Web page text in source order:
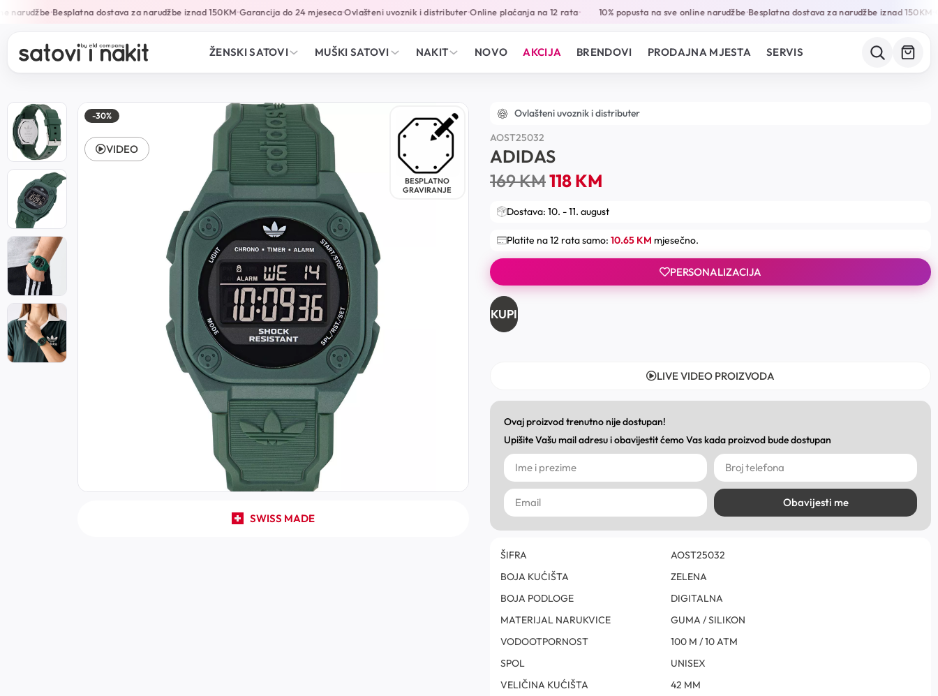
narudžbe•Besplatna dostava za narudžbe iznad 150KM•Garancija do 24 mjeseca•Ovlašteni uvoznik i distributer•Online plaćanja na 12 rata• 10% popusta na sve online narudžbe•Besplatna dostava za narudžbe iznad 150KM•
ŽENSKI SATOVI MUŠKI SATOVI NAKIT NOVO AKCIJA BRENDOVI PRODAJNA MJESTA SERVIS
-30%
BESPLATNO
GRAVIRANJE
SWISS MADE
VIDEO
Ovlašteni uvoznik i distributer
AOST25032
ADIDAS
169KM118KM
Dostava: 10. - 11. august
Platite na 12 rata samo: 10.65 KM mjesečno.
PERSONALIZACIJA
KUPI
LIVE VIDEO PROIZVODA
Ovaj proizvod trenutno nije dostupan!
Upišite Vašu mail adresu i obavijestit ćemo Vas kada proizvod bude dostupan
Obavijesti me
ŠIFRA
AOST25032
BOJA KUĆIŠTA
ZELENA
BOJA PODLOGE
DIGITALNA
MATERIJAL NARUKVICE
GUMA / SILIKON
VODOOTPORNOST
100 M / 10 ATM
SPOL
UNISEX
VELIČINA KUĆIŠTA
42 MM